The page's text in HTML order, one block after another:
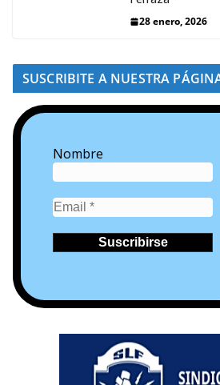
28 enero, 2026
SUSCRIBITE A NUESTRA
Nombre